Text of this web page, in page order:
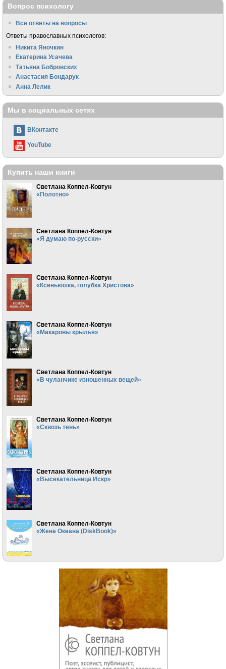
Вопрос психологу
Все ответы на вопросы
Ответы православных психологов:
Никита Яночкин
Екатерина Усачева
Татьяна Бобровских
Анастасия Бондарук
Анна Лелик
Мы в социальных сетях
ВКонтакте
YouTube
Купить наши книги
Светлана Коппел-Ковтун
«Полотно»
Светлана Коппел-Ковтун
«Я думаю по-русски»
Светлана Коппел-Ковтун
«Ксеньюшка, голубка Христова»
Светлана Коппел-Ковтун
«Макаровы крылья»
Светлана Коппел-Ковтун
«В чуланчике изношенных вещей»
Светлана Коппел-Ковтун
«Сквозь тень»
Светлана Коппел-Ковтун
«Высекательница Искр»
Светлана Коппел-Ковтун
«Жена Океана (DiskBook)»